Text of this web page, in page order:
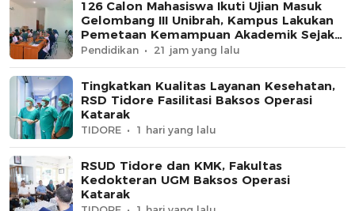
126 Calon Mahasiswa Ikuti Ujian Masuk
Gelombang III Unibrah, Kampus Lakukan
Pemetaan Kemampuan Akademik Sejak
Awal
Pendidikan 21 jam yang lalu
Tingkatkan Kualitas Layanan Kesehatan,
RSD Tidore Fasilitasi Baksos Operasi
Katarak
TIDORE 1 hari yang lalu
RSUD Tidore dan KMK, Fakultas
Kedokteran UGM Baksos Operasi
Katarak